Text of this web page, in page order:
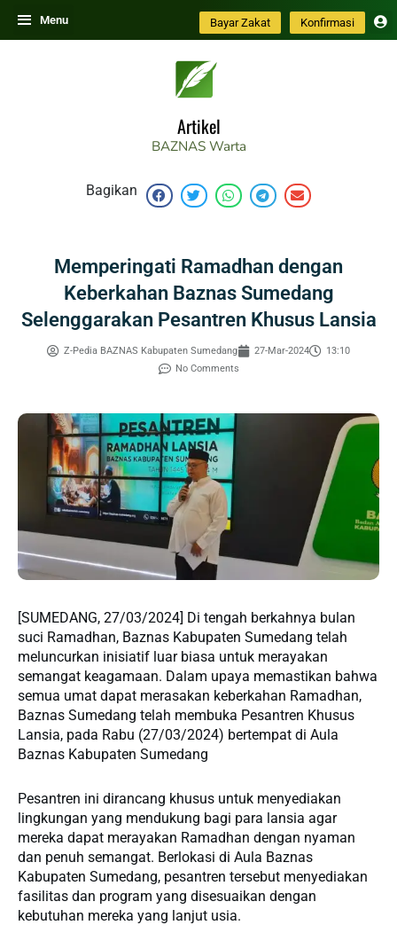
Skip
to
Menu Bayar Zakat Konfirmasi
Artikel
BAZNAS Warta
Bagikan
Memperingati Ramadhan dengan
Keberkahan Baznas Sumedang
Selenggarakan Pesantren Khusus Lansia
Z-Pedia BAZNAS Kabupaten Sumedang 27-Mar-2024
13:10
No Comments
[SUMEDANG, 27/03/2024] Di tengah berkahnya bulan
suci Ramadhan, Baznas Kabupaten Sumedang telah
meluncurkan inisiatif luar biasa untuk merayakan
semangat keagamaan. Dalam upaya memastikan bahwa
semua umat dapat merasakan keberkahan Ramadhan,
Baznas Sumedang telah membuka Pesantren Khusus
Lansia, pada Rabu (27/03/2024) bertempat di Aula
Baznas Kabupaten Sumedang
Pesantren ini dirancang khusus untuk menyediakan
lingkungan yang mendukung bagi para lansia agar
mereka dapat merayakan Ramadhan dengan nyaman
dan penuh semangat. Berlokasi di Aula Baznas
Kabupaten Sumedang, pesantren tersebut menyediakan
fasilitas dan program yang disesuaikan dengan
kebutuhan mereka yang lanjut usia.